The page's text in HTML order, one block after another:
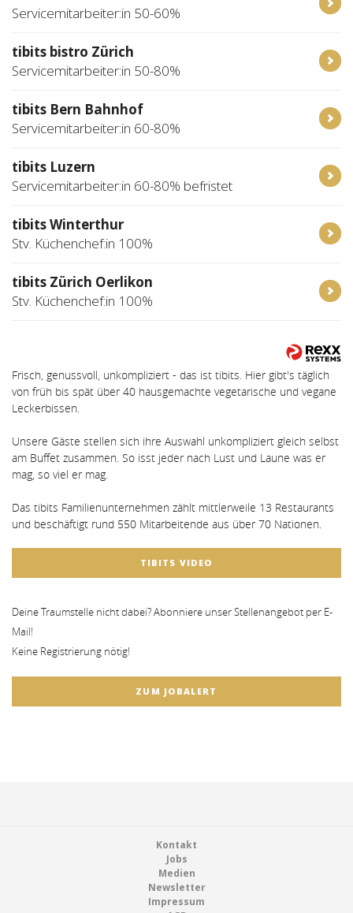
Servicemitarbeiter:in 50-60%
tibits bistro Zürich
Servicemitarbeiter:in 50-80%
tibits Bern Bahnhof
Servicemitarbeiter:in 60-80%
tibits Luzern
Servicemitarbeiter:in 60-80% befristet
tibits Winterthur
Stv. Küchenchef:in 100%
tibits Zürich Oerlikon
Stv. Küchenchef:in 100%
Frisch, genussvoll, unkompliziert - das ist tibits. Hier gibt's täglich
von früh bis spät über 40 hausgemachte vegetarische und vegane
Leckerbissen.
Unsere Gäste stellen sich ihre Auswahl unkompliziert gleich selbst
am Buffet zusammen. So isst jeder nach Lust und Laune was er
mag, so viel er mag.
Das tibits Familienunternehmen zählt mittlerweile 13 Restaurants
und beschäftigt rund 550 Mitarbeitende aus über 70 Nationen.
TIBITS VIDEO
Deine Traumstelle nicht dabei? Abonniere unser Stellenangebot per E-
Mail!
Keine Registrierung nötig!
ZUM JOBALERT
Kontakt
Jobs
Medien
Newsletter
Impressum